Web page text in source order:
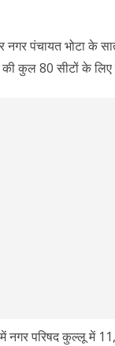
पंचायत भोटा के
कुल 80 सीटों के लिए
परिषद कुल्लू में